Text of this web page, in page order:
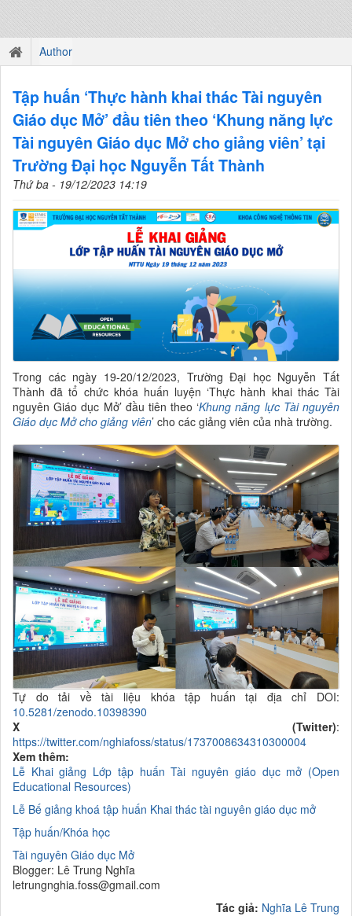
Author
Tập huấn ‘Thực hành khai thác Tài nguyên
Giáo dục Mở’ đầu tiên theo ‘Khung năng lực
Tài nguyên Giáo dục Mở cho giảng viên’ tại
Trường Đại học Nguyễn Tất Thành
Thứ ba - 19/12/2023 14:19
Trong các ngày 19-20/12/2023, Trường Đại học Nguyễn Tất
Thành đã tổ chức khóa huấn luyện ‘Thực hành khai thác Tài
nguyên Giáo dục Mở’ đầu tiên theo ‘Khungnăng lực Tài nguyên
Giáo dục Mở cho giảng viên’ cho các giảng viên của nhà trường.
Tự do tải về tài liệu khóa tập huấn tại địa chỉ DOI:
10.5281/zenodo.10398390
X (Twitter):
https://twitter.com/nghiafoss/status/1737008634310300004
Xem thêm:
Lễ Khai giảng Lớp tập huấn Tài nguyên giáo dục mở (Open
Educational Resources)
Lễ Bế giảng khoá tập huấn Khai thác tài nguyên giáo dục mở
Tập huấn/Khóa học
Tài nguyên Giáo dục Mở
Blogger: Lê Trung Nghĩa
letrungnghia.foss@gmail.com
Tác giả: Nghĩa Lê Trung